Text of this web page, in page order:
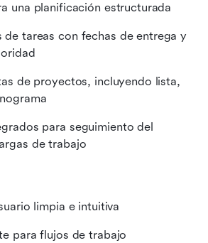
una planificación estructurada
de tareas con fechas de entrega y
de proyectos, incluyendo lista,
para seguimiento del
de trabajo
limpia e intuitiva
para flujos de trabajo